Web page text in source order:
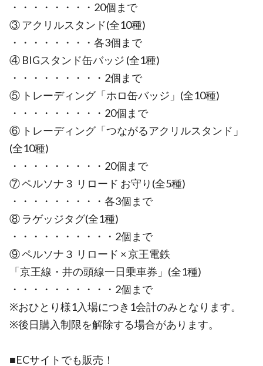
・・・・・・・・20個まで
③ アクリルスタンド(全10種)
・・・・・・・・各3個まで
④ BIGスタンド缶バッジ (全1種)
・・・・・・・・・2個まで
⑤ トレーディング「ホロ缶バッジ」(全10種)
・・・・・・・・・20個まで
⑥ トレーディング「つながるアクリルスタンド」
(全10種)
・・・・・・・・・20個まで
⑦ ペルソナ３ リロード お守り(全5種)
・・・・・・・・・各3個まで
⑧ ラゲッジタグ(全1種)
・・・・・・・・・・2個まで
⑨ ペルソナ３ リロード × 京王電鉄
「京王線・井の頭線一日乗車券」(全1種)
・・・・・・・・・・2個まで
※おひとり様1入場につき1会計のみとなります。
※後日購入制限を解除する場合があります。
■ECサイトでも販売！